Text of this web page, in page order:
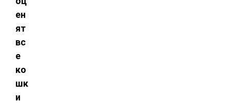
ен
ят
вс
е
ко
шк
и